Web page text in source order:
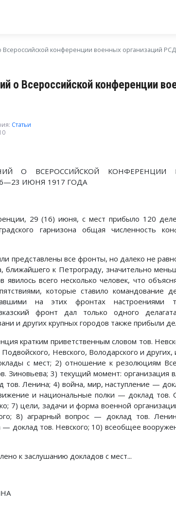
Всероссийской конференции военных организаций
о Всероссийской конференции
Статьи
О ВСЕРОССИЙСКОЙ КОНФЕРЕНЦИИ
ИЮНЯ 1917 ГОДА
29 (16) июня, с мест прибыло 120
гарнизона общая численность
представлены все фронты, но далеко не
ближайшего к Петрограду, значительно
явилось всего несколько человек, что
которые ставило командование
на этих фронтах настроениями
фронт дал только одного
и других крупных городов также прибыли
кратким приветственным словом тов.
Невского, Володарского и
с мест; 2) отношение к резолюциям
Зиновьева; 3) текущий момент: организация
тов. Ленина; 4) война, мир, наступление —
и национальные полки — доклад тов.
7) цели, задачи и форма военной
8) аграрный вопрос — доклад тов.
— доклад тов. Невского; 10) всеобщее
к заслушанию докладов с мест...